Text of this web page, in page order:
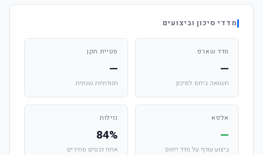
מדדי סיכון וביצועים
מדד שארפ
—
תשואה ביחס לסיכון
סטיית תקן
—
תנודתיות שנתית
אלפא
—
ביצוע עודף על מדד ייחוס
נזילות
84%
אחוז נכסים סחירים